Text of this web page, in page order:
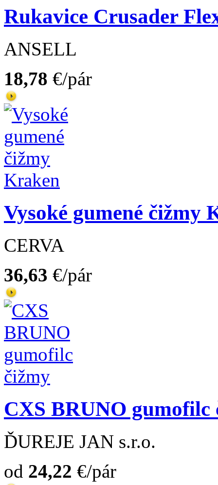
Rukavice Crusader
ANSELL
18,78 €/pár
Vysoké gumené čižmy
CERVA
36,63 €/pár
CXS BRUNO gumofilc
ĎUREJE JAN s.r.o.
od 24,22 €/pár